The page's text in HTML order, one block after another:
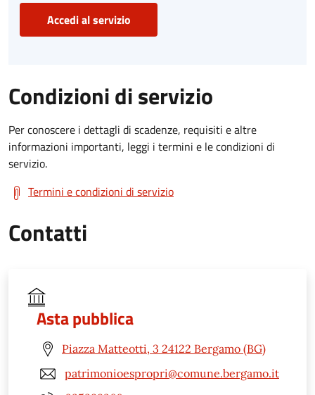
Accedi al servizio
Condizioni di servizio
Per conoscere i dettagli di scadenze, requisiti e altre
informazioni importanti, leggi i termini e le condizioni di
servizio.
Termini e condizioni di servizio
Contatti
Asta pubblica
Piazza Matteotti, 3 24122 Bergamo (BG)
patrimonioespropri@comune.bergamo.it